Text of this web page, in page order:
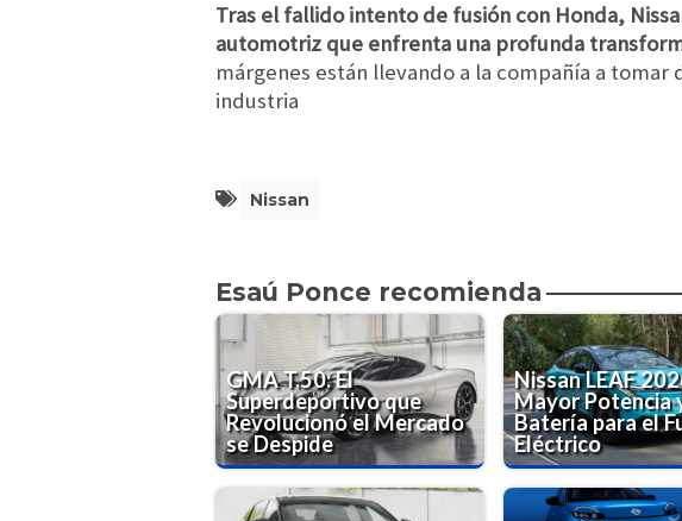
Tras el fallido intento de fusión con Honda,
automotriz que enfrenta una profunda
márgenes están llevando a la compañía a
industria
Nissan
Esaú Ponce recomienda
GMA T.50: El
Superdeportivo que
Revolucionó el Mercado
se Despide
Nissan LEAF
Mayor Potencia
Batería para el
Eléctrico